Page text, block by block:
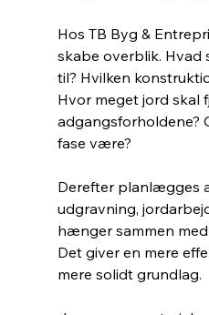
Hos TB Byg &
skabe overblik. Hvad
til? Hvilken
Hvor meget jord skal
adgangsforholdene?
fase være?
Derefter planlægges
udgravning,
hænger sammen
Det giver en mere
mere solidt grundlag.